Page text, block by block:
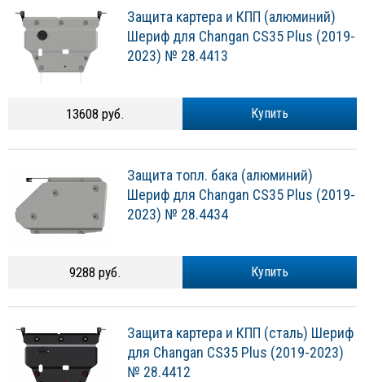
Защита картера и КПП (алюминий)
Шериф для Changan CS35 Plus (2019-
2023) № 28.4413
Купить
13608 руб.
Защита топл. бака (алюминий)
Шериф для Changan CS35 Plus (2019-
2023) № 28.4434
Купить
9288 руб.
Защита картера и КПП (сталь) Шериф
для Changan CS35 Plus (2019-2023)
№ 28.4412